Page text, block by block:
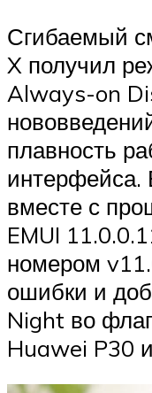
Сгибаемый
X получил
Always-on
плавность
интерфейса.
вместе с
EMUI
номером
ошибки и
Night во
Huawei P30